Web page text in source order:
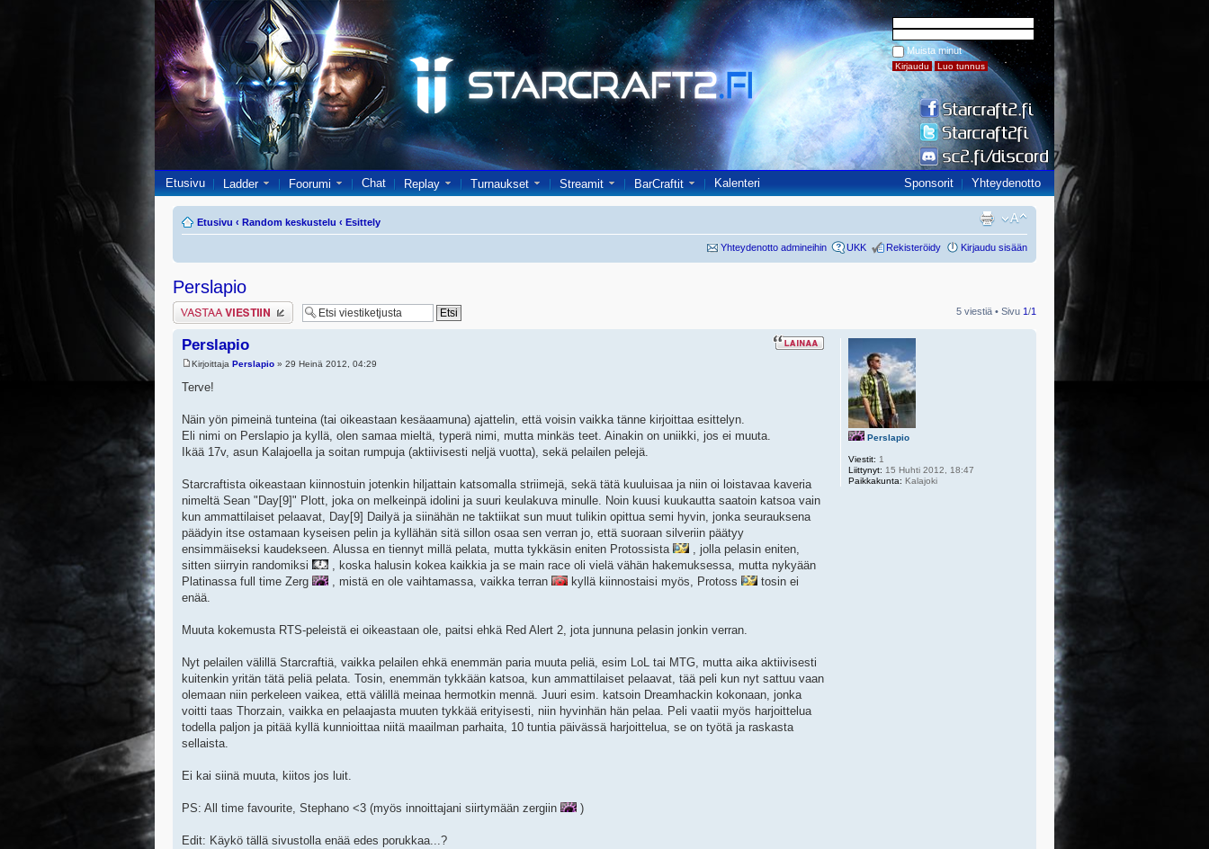
Muista minut
Etusivu Ladder Foorumi Chat Replay Turnaukset Streamit BarCraftit Kalenteri Sponsorit Yhteydenotto
Etusivu ‹ Random keskustelu ‹ Esittely
Yhteydenotto admineihin UKK Rekisteröidy Kirjaudu sisään
Perslapio
Lähetä vastaus 5 viestiä • Sivu 1/1
Perslapio
Kirjoittaja Perslapio » 29 Heinä 2012, 04:29
Terve!
Näin yön pimeinä tunteina (tai oikeastaan kesäaamuna) ajattelin, että voisin vaikka tänne kirjoittaa esittelyn.
Eli nimi on Perslapio ja kyllä, olen samaa mieltä, typerä nimi, mutta minkäs teet. Ainakin on uniikki, jos ei muuta.
Ikää 17v, asun Kalajoella ja soitan rumpuja (aktiivisesti neljä vuotta), sekä pelailen pelejä.
Starcraftista oikeastaan kiinnostuin jotenkin hiljattain katsomalla striimejä, sekä tätä kuuluisaa ja niin oi loistavaa kaveria
nimeltä Sean "Day[9]" Plott, joka on melkeinpä idolini ja suuri keulakuva minulle. Noin kuusi kuukautta saatoin katsoa vain
kun ammattilaiset pelaavat, Day[9] Dailyä ja siinähän ne taktiikat sun muut tulikin opittua semi hyvin, jonka seurauksena
päädyin itse ostamaan kyseisen pelin ja kyllähän sitä sillon osaa sen verran jo, että suoraan silveriin päätyy
ensimmäiseksi kaudekseen. Alussa en tiennyt millä pelata, mutta tykkäsin eniten Protossista
, jolla pelasin eniten,
sitten siirryin randomiksi
, koska halusin kokea kaikkia ja se main race oli vielä vähän hakemuksessa, mutta nykyään
Platinassa full time Zerg
, mistä en ole vaihtamassa, vaikka terran kyllä kiinnostaisi myös, Protoss
tosin ei
enää.
Muuta kokemusta RTS-peleistä ei oikeastaan ole, paitsi ehkä Red Alert 2, jota junnuna pelasin jonkin verran.
Nyt pelailen välillä Starcraftiä, vaikka pelailen ehkä enemmän paria muuta peliä, esim LoL tai MTG, mutta aika aktiivisesti
kuitenkin yritän tätä peliä pelata. Tosin, enemmän tykkään katsoa, kun ammattilaiset pelaavat, tää peli kun nyt sattuu vaan
olemaan niin perkeleen vaikea, että välillä meinaa hermotkin mennä. Juuri esim. katsoin Dreamhackin kokonaan, jonka
voitti taas Thorzain, vaikka en pelaajasta muuten tykkää erityisesti, niin hyvinhän hän pelaa. Peli vaatii myös harjoittelua
todella paljon ja pitää kyllä kunnioittaa niitä maailman parhaita, 10 tuntia päivässä harjoittelua, se on työtä ja raskasta
sellaista.
Ei kai siinä muuta, kiitos jos luit.
PS: All time favourite, Stephano <3 (myös innoittajani siirtymään zergiin )
Edit: Käykö tällä sivustolla enää edes porukkaa...?
Perslapio
Viestit: 1
Liittynyt: 15 Huhti 2012, 18:47
Paikkakunta: Kalajoki